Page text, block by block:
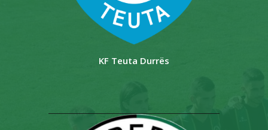
KF Teuta Durrës